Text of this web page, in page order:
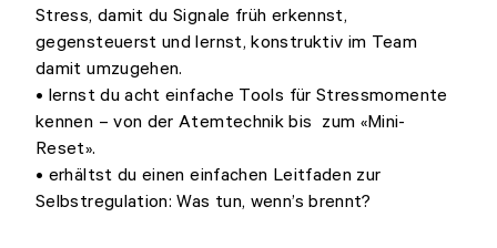
Stress, damit du Signale früh erkennst,
gegensteuerst und lernst, konstruktiv im Team
damit umzugehen.
• lernst du acht einfache Tools für Stressmomente
kennen – von der Atemtechnik bis zum «Mini-
Reset».
• erhältst du einen einfachen Leitfaden zur
Selbstregulation: Was tun, wenn’s brennt?